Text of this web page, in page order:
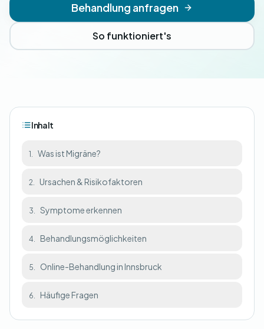
Behandlung anfragen
So funktioniert's
Inhalt
1. Was ist Migräne?
2. Ursachen & Risikofaktoren
3. Symptome erkennen
4. Behandlungsmöglichkeiten
5. Online-Behandlung in Innsbruck
6. Häufige Fragen